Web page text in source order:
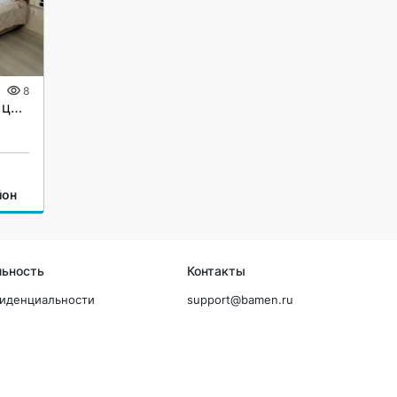
8
Сдам квартиру у моря в центре Сочи
Контакты
support@bamen.ru